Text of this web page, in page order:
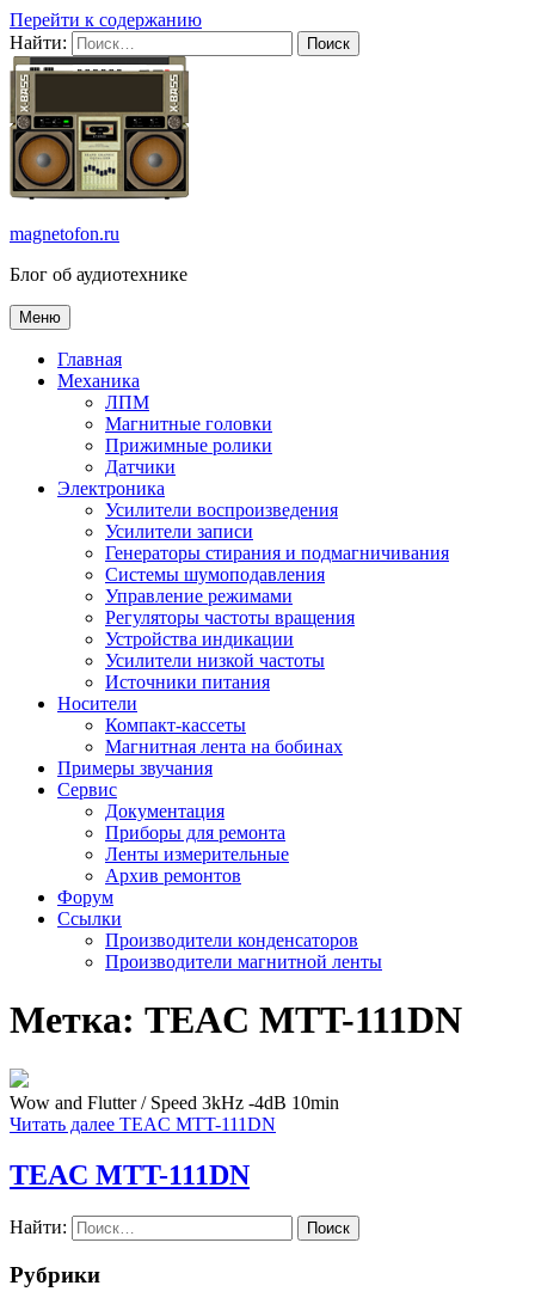
Перейти к содержанию
Найти:
magnetofon.ru
Блог об аудиотехнике
Меню
Главная
Механика
ЛПМ
Магнитные головки
Прижимные ролики
Датчики
Электроника
Усилители воспроизведения
Усилители записи
Генераторы стирания и подмагничивания
Системы шумоподавления
Управление режимами
Регуляторы частоты вращения
Устройства индикации
Усилители низкой частоты
Источники питания
Носители
Компакт-кассеты
Магнитная лента на бобинах
Примеры звучания
Сервис
Документация
Приборы для ремонта
Ленты измерительные
Архив ремонтов
Форум
Ссылки
Производители конденсаторов
Производители магнитной ленты
Метка: TEAC MTT-111DN
Wow and Flutter / Speed 3kHz -4dB 10min
Читать далее TEAC MTT-111DN
TEAC MTT-111DN
Найти:
Рубрики